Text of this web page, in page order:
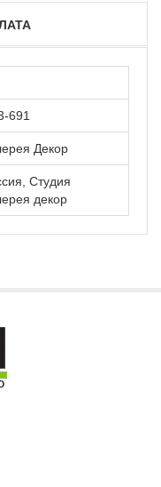
691
Декор
Студия
декор